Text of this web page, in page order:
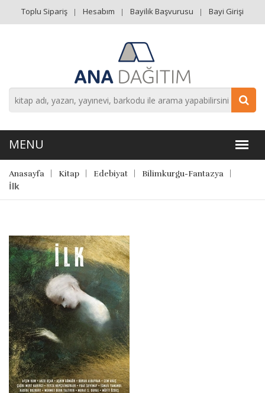
Toplu Sipariş Hesabım Bayilik Başvurusu Bayi Girişi
Anasayfa Kitap Edebiyat Bilimkurgu-Fantazya
İlk